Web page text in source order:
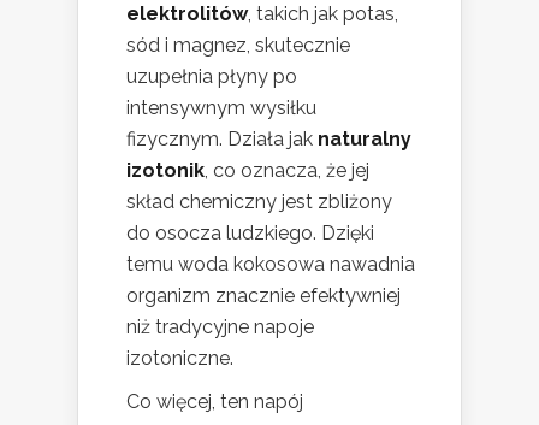
elektrolitów, takich jak potas,
sód i magnez, skutecznie
uzupełnia płyny po
intensywnym wysiłku
fizycznym. Działa jak naturalny
izotonik , co oznacza, że jej
skład chemiczny jest zbliżony
do osocza ludzkiego. Dzięki
temu woda kokosowa nawadnia
organizm znacznie efektywniej
niż tradycyjne napoje
izotoniczne.
Co więcej, ten napój